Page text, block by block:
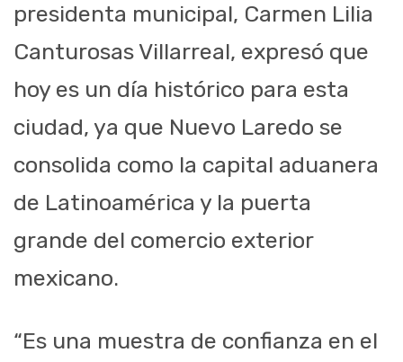
presidenta municipal, Carmen Lilia
Canturosas Villarreal, expresó que
hoy es un día histórico para esta
ciudad, ya que Nuevo Laredo se
consolida como la capital aduanera
de Latinoamérica y la puerta
grande del comercio exterior
mexicano.
“Es una muestra de confianza en el